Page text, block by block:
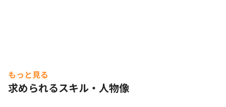
もっと見る
求められるスキル・人物像